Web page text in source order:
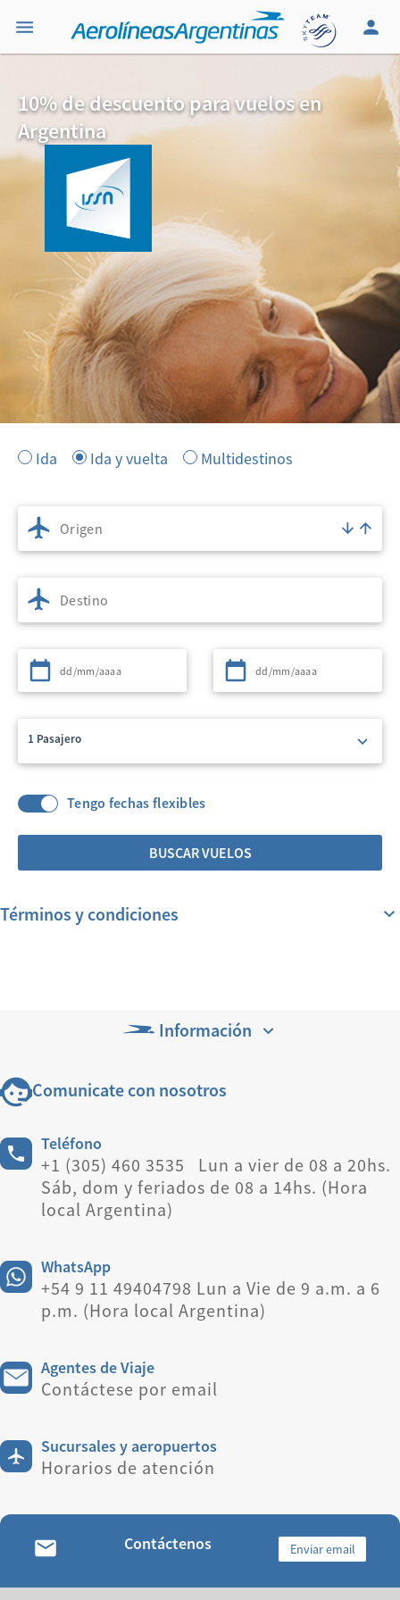
10% de descuento para vuelos en
Argentina
Ida Ida y vuelta Multidestinos
Origen
Destino
Partida Regreso
1 Pasajero
Tengo fechas flexibles
BUSCAR VUELOS
Términos y condiciones
Información
Comunicate con nosotros
Teléfono
+1 (305) 460 3535 Lun a vier de 08 a 20hs.
Sáb, dom y feriados de 08 a 14hs. (Hora
local Argentina)
WhatsApp
+54 9 11 49404798 Lun a Vie de 9 a.m. a 6
p.m. (Hora local Argentina)
Agentes de Viaje
Contáctese por email
Sucursales y aeropuertos
Horarios de atención
Contáctenos Enviar email